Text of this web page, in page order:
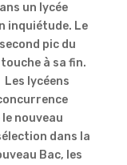
un lycée
inquiétude. Le
pic du
à sa fin.
Les lycéens
nouveau
dans la
Bac, les